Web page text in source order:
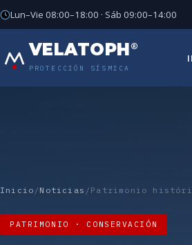
Lun–Vie 08:00–18:00 · Sáb 09:00–14:00
VELATOPH ®
PROTECCIÓN SÍSMICA
Inicio / Noticias / Patrimonio
PATRIMONIO · CONSERVACIÓN